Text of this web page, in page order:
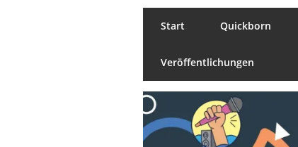
Start Quickborn
Veröffentlichungen